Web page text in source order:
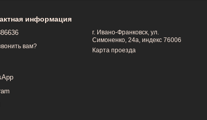
информация
вам?
г. Ивано-Франковск, ул.
Симоненко, 24а, индекс 76006
Карта проезда